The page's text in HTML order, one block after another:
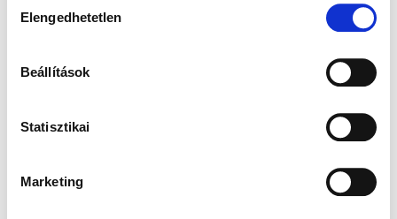
kiválasztása
Elengedhetetlen
Beállítások
Statisztikai
Marketing